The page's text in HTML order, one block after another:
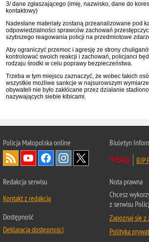
3/ dane zgłaszającego (imię, nazwisko, dane do
kontaktowy)
Nadesłane materiały zostaną przeanalizowane pod
odpowiedzialności sprawców zachowań
szybszego reagowania policji na przedmiotowe
Aby ograniczyć przemoc i agresję ze strony
kontrolować swoich reakcji i zachowań, policjanci
rodzaju środki w celu poprawy bezpieczeństwa.
Trzeba w tym miejscu zaznaczyć, że wobec takich
wszystkie możliwe sankcje w najsurowszym
obywateli nie było zakłócane przez działanie
nazywających siebie kibicami.
Policja Małopolska online
Biuletyn
BIP
Redakcja serwisu
Kontakt z redakcją
Dostępność
Deklaracja dostępności
Nota prawna
Chcesz
z serwisu
Zapoznaj się z
Polityka